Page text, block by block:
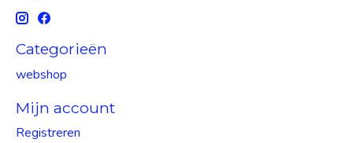
Categorieën
webshop
Mijn account
Registreren